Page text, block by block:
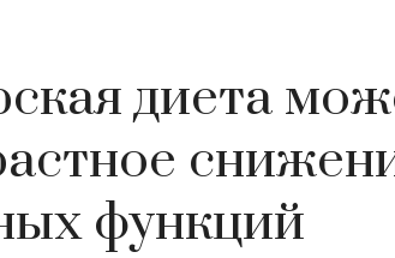
диета
функций